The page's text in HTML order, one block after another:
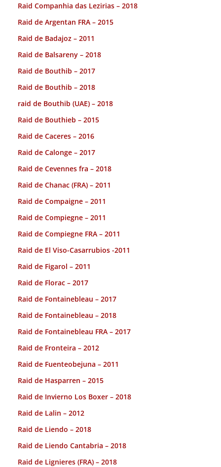
Raid Companhia das Lezirias – 2018
Raid de Argentan FRA – 2015
Raid de Badajoz – 2011
Raid de Balsareny – 2018
Raid de Bouthib – 2017
Raid de Bouthib – 2018
raid de Bouthib (UAE) – 2018
Raid de Bouthieb – 2015
Raid de Caceres – 2016
Raid de Calonge – 2017
Raid de Cevennes fra – 2018
Raid de Chanac (FRA) – 2011
Raid de Compaigne – 2011
Raid de Compiegne – 2011
Raid de Compiegne FRA – 2011
Raid de El Viso-Casarrubios -2011
Raid de Figarol – 2011
Raid de Florac – 2017
Raid de Fontainebleau – 2017
Raid de Fontainebleau – 2018
Raid de Fontainebleau FRA – 2017
Raid de Fronteira – 2012
Raid de Fuenteobejuna – 2011
Raid de Hasparren – 2015
Raid de Invierno Los Boxer – 2018
Raid de Lalin – 2012
Raid de Liendo – 2018
Raid de Liendo Cantabria – 2018
Raid de Lignieres (FRA) – 2018